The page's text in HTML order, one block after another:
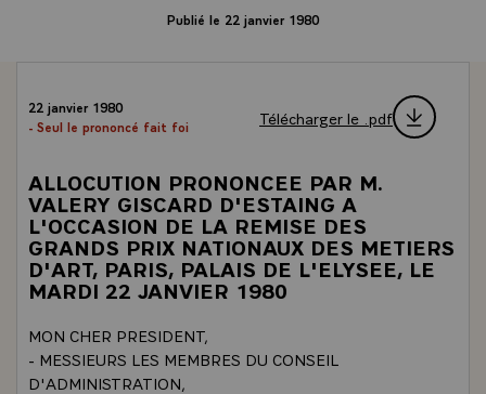
Publié le 22 janvier 1980
22 janvier 1980
- Seul le prononcé fait foi
Télécharger le .pdf
ALLOCUTION PRONONCEE PAR M.
VALERY GISCARD D'ESTAING A
L'OCCASION DE LA REMISE DES
GRANDS PRIX NATIONAUX DES METIERS
D'ART, PARIS, PALAIS DE L'ELYSEE, LE
MARDI 22 JANVIER 1980
MON CHER PRESIDENT,
- MESSIEURS LES MEMBRES DU CONSEIL
D'ADMINISTRATION,